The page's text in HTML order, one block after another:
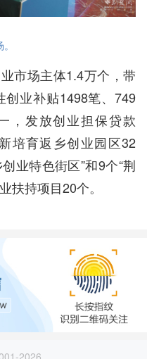
市场主体1.4万个，带
业补贴1498笔、749
，发放创业担保贷款
培育返乡创业园区32
业特色街区”和9个“荆
扶持项目20个。
2026